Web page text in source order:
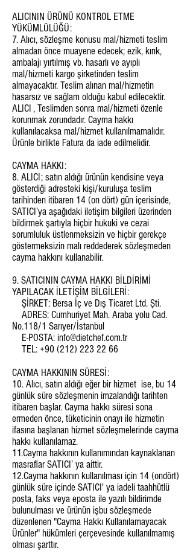
ALICININ ÜRÜNÜ KONTROL ETME
YÜKÜMLÜLÜĞÜ:
7. Alıcı, sözleşme konusu mal/hizmeti teslim
almadan önce muayene edecek; ezik, kırık,
ambalajı yırtılmış vb. hasarlı ve ayıplı
mal/hizmeti kargo şirketinden teslim
almayacaktır. Teslim alınan mal/hizmetin
hasarsız ve sağlam olduğu kabul edilecektir.
ALICI , Teslimden sonra mal/hizmeti özenle
korunmak zorundadır. Cayma hakkı
kullanılacaksa mal/hizmet kullanılmamalıdır.
Ürünle birlikte Fatura da iade edilmelidir.
CAYMA HAKKI:
8. ALICI; satın aldığı ürünün kendisine veya
gösterdiği adresteki kişi/kuruluşa teslim
tarihinden itibaren 14 (on dört) gün içerisinde,
SATICI’ya aşağıdaki iletişim bilgileri üzerinden
bildirmek şartıyla hiçbir hukuki ve cezai
sorumluluk üstlenmeksizin ve hiçbir gerekçe
göstermeksizin malı reddederek sözleşmeden
cayma hakkını kullanabilir.
9. SATICININ CAYMA HAKKI BİLDİRİMİ
YAPILACAK İLETİŞİM BİLGİLERİ:
ŞİRKET: Bersa İç ve Dış Ticaret Ltd. Şti.
ADRES: Cumhuriyet Mah. Araba yolu Cad.
No.118/1 Sarıyer/İstanbul
E-POSTA: info@dietchef.com.tr
TEL: +90 (212) 223 22 66
CAYMA HAKKININ SÜRESİ:
10. Alıcı, satın aldığı eğer bir hizmet ise, bu 14
günlük süre sözleşmenin imzalandığı tarihten
itibaren başlar. Cayma hakkı süresi sona
ermeden önce, tüketicinin onayı ile hizmetin
ifasına başlanan hizmet sözleşmelerinde cayma
hakkı kullanılamaz.
11.Cayma hakkının kullanımından kaynaklanan
masraflar SATICI’ ya aittir.
12.Cayma hakkının kullanılması için 14 (ondört)
günlük süre içinde SATICI' ya iadeli taahhütlü
posta, faks veya eposta ile yazılı bildirimde
bulunulması ve ürünün işbu sözleşmede
düzenlenen "Cayma Hakkı Kullanılamayacak
Ürünler" hükümleri çerçevesinde kullanılmamış
olması şarttır.